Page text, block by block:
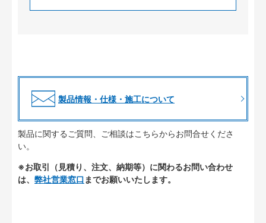
製品情報・仕様・施工について
製品に関するご質問、ご相談はこちらからお問合せくださ
い。
※お取引（見積り、注文、納期等）に関わるお問い合わせ
は、 弊社営業窓口 までお願いいたします。